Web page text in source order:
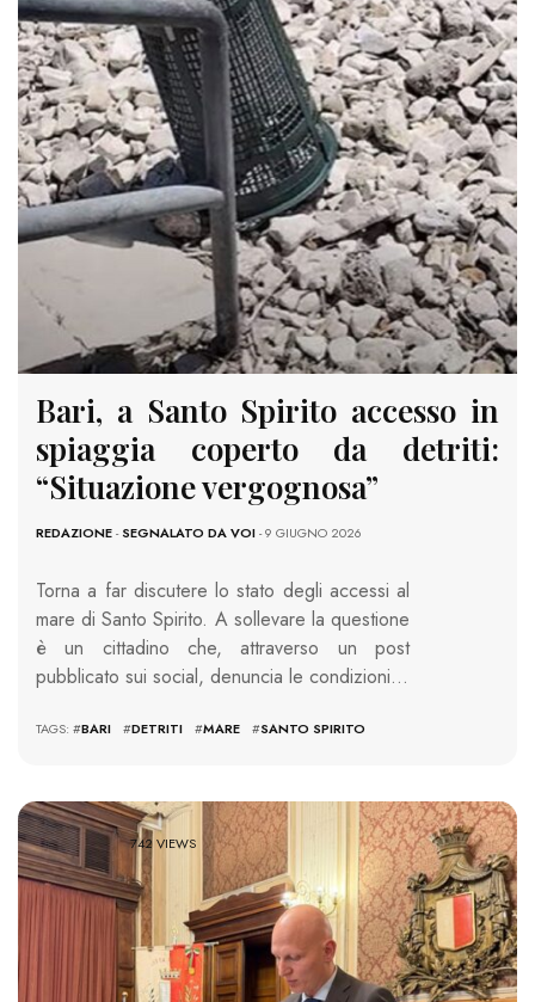
Bari, a Santo Spirito accesso in
spiaggia coperto da detriti:
“Situazione vergognosa”
REDAZIONE-SEGNALATO DA VOI- 9 GIUGNO 2026
Torna a far discutere lo stato degli accessi al
mare di Santo Spirito. A sollevare la questione
è un cittadino che, attraverso un post
pubblicato sui social, denuncia le condizioni…
TAGS: #BARI #DETRITI #MARE #SANTO SPIRITO
742 VIEWS